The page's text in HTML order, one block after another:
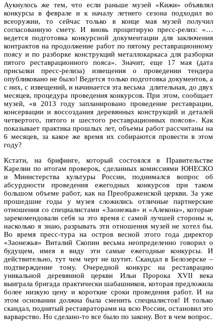
Аукнулось же тем, что если раньше музей «Кижи» объявлял
конкурсы в феврале и к началу летнего сезона подходил во
всеоружии, то сейчас только в конце мая музей получил
согласованную смету. И вновь процитирую пресс-релиз: «…
ведется подготовка конкурсной документации для заключения
контрактов на продолжение работ по пятому реставрационному
поясу и по разборке конструкций металлокаркаса для разборки
пятого реставрационного пояса». Значит, еще 17 мая (дата
присылки пресс-релиза) извещения о проведении тендера
опубликовано не было! Ведется только подготовка документов, а
с них, с извещений, и начинается эта весьма длительная, до двух
месяцев, процедура проведения конкурсов. При этом, сообщает
музей, «в 2013 году запланировано проведение реставрации,
консервации и воссоздания деревянных конструкций и деталей
четвертого, пятого и шестого реставрационных поясов». Как
показывает практика прошлых лет, объемы работ рассчитаны на
6 месяцев, за какое же время их собираются провести в этом
году?
Кстати, на брифинге, который состоялся в Правительстве
Карелии по итогам проверок, сделанных комиссиями ЮНЕСКО
и Министерства культуры России, поднимался вопрос об
абсурдности проведения ежегодных конкурсов при таком
большом объеме работ, как на Преображенской церкви. За уже
прошедшие годы у музея сложились отличные партнерские
отношения со специалистами «Заонежья» и «Алекона», которые
зарекомендовали себя за это время с самой лучшей стороны и,
насколько я знаю, разрывать эти отношения музей не хотел бы.
Во время пресс-тура на остров весной этого года директор
«Заонежья» Виталий Скопин весьма неопределенно говорил о
будущем, имея в виду эти самые ежегодные конкурсы. И
действительно, тут чем черт не шутит. Скандал в Белозерске –
подтверждение тому. Очередной конкурс на реставрацию
уникальной деревянной церкви Ильи Пророка XVII века
выиграла бригада практически шабашников, которая предложила
более низкую цену и короткие сроки проведения работ. И на
этом основании должна была сменить специалистов! И только
скандал, поднятый реставраторами на всю России, остановил это
варварство. Но сделано-то все было по закону. Вот в чем вопрос.